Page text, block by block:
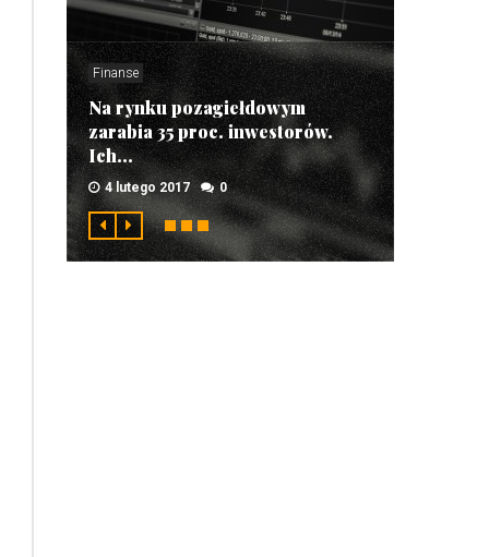
Finanse
Na rynku pozagiełdowym
zarabia 35 proc. inwestorów.
Ich...
4 lutego 2017 0